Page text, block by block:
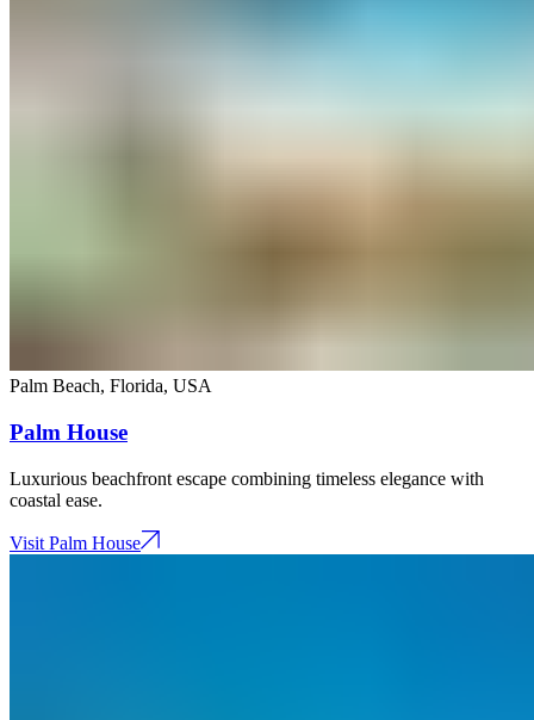
Palm Beach, Florida​​​​‌ ‍ ​‍​‍‌‍ ‌ ​‍‌‍‍‌‌‍‌ ‌‍‍‌‌‍ ‍​‍​‍​ ‍‍​‍​‍‌ ​ ‌‍​‌‌‍ ‍‌‍‍‌‌ ‌​‌ ‍‌​‍ ‍‌‍‍‌‌‍ ​‍​‍​‍ ​​‍​‍‌‍‍​‌ ​‍‌‍‌‌‌‍‌‍​‍​‍​ ‍‍​‍​‍‌‍‍​‌ ‌​‌ ‌​‌ ​​‌ ​ ​ ‍‍​‍ ​‍ ‌‍ ​​‍ ‌‌‍​‌‌‍ ‍‌‍‌​​‍ ‌‌ ​‍​‍ ‌‌‍‍​‌‍ ‌ ‌​‌‍‌‌‌‍ ​‌ ​ ​‍ ‌‌ ​ ‌ ‌​‌ ‌‌‌‍‌​‌‍‍‌‌‍ ​‍ ‍‌ ‌‍‌‍‌‌‌ ​‍‌‍​ ‌‍‌‌‌‍ ​​‍ ‍‌‍​‌‌ ​​‌ ​​​‍ ‌‍‍‌‌‍ ‍‌ ‌​‌‍‌‌‌‍ ‍‌ ‌​​‍ ‌‍‌‌‌‍‌​‌‍‍‌‌ ‌​​‍ ‌‍ ‌‌‍ ‌‍‌​‌‍‌‌​ ‌‌ ​​‌ ​‍‌‍‌‌‌ ​ ‌‍‌‌‌‍ ‍‌ ‌​‌‍​‌‌ ‌​‌‍‍‌‌‍ ‌‍ ‍​ ‍ ‌‍‍‌‌‍‌​​ ‌​ ‍​​ ​‌‌‍‌‍​ ‌ ​ ‍​​ ​ ​ ‍‌‌‍‌‍​‍ ‌​ ‌‍​ ‌​​ ‍‌‌‍‌‌​‍ ‌​ ‌​​ ​​​ ​​‌‍​ ​‍ ‌​ ‍​‌‍‌‍‌‍‌‌​ ‍‌​‍ ‌‌‍​‌‌‍​ ​ ‌‍​ ‌‌​ ​‍​ ‌‍​ ‌ ​ ‌​​ ‍‌‌‍‌‍​ ​‍‌‍‌‌​ ‍ ‌ ‌​‌ ‍‌‌ ​​‌‍‌‌​ ‌‌‍‍​‌‍ ‌ ‌​‌‍‌‌‌‍ ​​ ‍ ‌ ​​‌‍​‌‌ ‌​‌‍‍​​ ‌‌‍ ​‌‍ ‌‍​ ‌‍​‌‌ ‌​‌‍‍‌‌‍ ‌‍ ‍​ ‌‍​‍‌‍​‌‌ ​ ‌‍‌‌‌‌‌‌‌ ​‍‌‍ ​​ ‌‌‍‍​‌ ‌​‌ ‌​‌ ​​‌ ​ ​‍‌‌​ ​ ‌​​‌​‍‌‌​ ​‍‌​‌‍​‍‌‌​ ​‍‌​‌‍‌‍ ​​‍ ‌‌‍​‌‌‍ ‍‌‍‌​​‍ ‌‌ ​‍​‍ ‌‌‍‍​‌‍ ‌ ‌​‌‍‌‌‌‍ ​‌ ​ ​‍ ‌‌ ​ ‌ ‌​‌ ‌‌‌‍‌​‌‍‍‌‌‍ ​‍ ‍‌ ‌‍‌‍‌‌‌ ​‍‌‍​ ‌‍‌‌‌‍ ​​‍ ‍‌‍​‌‌ ​​‌ ​​​‍‌‍‌‍‍‌‌‍‌​​ ‌​ ‍​​ ​‌‌‍‌‍​ ‌ ​ ‍​​ ​ ​ ‍‌‌‍‌‍​‍ ‌​ ‌‍​ ‌​​ ‍‌‌‍‌‌​‍ ‌​ ‌​​ ​​​ ​​‌‍​ ​‍ ‌​ ‍​‌‍‌‍‌‍‌‌​ ‍‌​‍ ‌‌‍​‌‌‍​ ​ ‌‍​ ‌‌​ ​‍​ ‌‍​ ‌ ​ ‌​​ ‍‌‌‍‌‍​ ​‍‌‍‌‌​‍‌‍‌ ‌​‌ ‍‌‌ ​​‌‍‌‌​ ‌‌‍‍​‌‍ ‌ ‌​‌‍‌‌‌‍ ​​‍‌‍‌ ​​‌‍​‌‌ ‌​‌‍‍​​ ‌‌‍ ​‌‍ ‌‍​ ‌‍​‌‌ ‌​‌‍‍‌‌‍ ‌‍ ‍​‍‌‍‌ ​​‌‍‌‌‌ ​‍‌ ​ ‌ ​​‌‍‌‌‌‍​ ‌ ‌​‌‍‍‌‌ ‌‍‌‍‌‌​ ‌‌ ​​‌ ‌‌‌‍​‍‌‍ ​‌‍‍‌‌ ​ ‌‍‍​‌‍‌‌‌‍‌​​‍​‍‌ ‌, USA​​​​‌ ‍ ​‍​‍‌‍ ‌ ​‍‌‍‍‌‌‍‌ ‌‍‍‌‌‍ ‍​‍​‍​ ‍‍​‍​‍‌ ​ ‌‍​‌‌‍ ‍‌‍‍‌‌ ‌​‌ ‍‌​‍ ‍‌‍‍‌‌‍ ​‍​‍​‍ ​​‍​‍‌‍‍​‌ ​‍‌‍‌‌‌‍‌‍​‍​‍​ ‍‍​‍​‍‌‍‍​‌ ‌​‌ ‌​‌ ​​‌ ​ ​ ‍‍​‍ ​‍ ‌‍ ​​‍ ‌‌‍​‌‌‍ ‍‌‍‌​​‍ ‌‌ ​‍​‍ ‌‌‍‍​‌‍ ‌ ‌​‌‍‌‌‌‍ ​‌ ​ ​‍ ‌‌ ​ ‌ ‌​‌ ‌‌‌‍‌​‌‍‍‌‌‍ ​‍ ‍‌ ‌‍‌‍‌‌‌ ​‍‌‍​ ‌‍‌‌‌‍ ​​‍ ‍‌‍​‌‌ ​​‌ ​​​‍ ‌‍‍‌‌‍ ‍‌ ‌​‌‍‌‌‌‍ ‍‌ ‌​​‍ ‌‍‌‌‌‍‌​‌‍‍‌‌ ‌​​‍ ‌‍ ‌‌‍ ‌‍‌​‌‍‌‌​ ‌‌ ​​‌ ​‍‌‍‌‌‌ ​ ‌‍‌‌‌‍ ‍‌ ‌​‌‍​‌‌ ‌​‌‍‍‌‌‍ ‌‍ ‍​ ‍ ‌‍‍‌‌‍‌​​ ‌​ ‍‌​ ​‍​ ‍​‌‍‌​​ ‍‌‌‍‌‌​ ‌​​ ‍​​‍ ‌‌‍​‌​ ​​‌‍​‍​ ‌ ​‍ ‌​ ‌​​ ​ ​ ‍​‌‍​ ​‍ ‌‌‍​‍​ ​‌‌‍​‌​ ​ ​‍ ‌​ ​‍​ ‌​​ ‌‍‌‍​‌​ ​ ​ ‌‌​ ‌‌​ ‌‌‌‍​ ​ ‌‍​ ​ ‌‍‌‍​ ‍ ‌ ‌​‌ ‍‌‌ ​​‌‍‌‌​ ‌‌‍​ ‌‍ ‌ ‌‌‌‍ ‍‌ ‌​‌ ​‍‌ ‍‌​ ‍ ‌ ​​‌‍​‌‌ ‌​‌‍‍​​ ‌‌ ‌​‌‍‍‌‌ ‌​‌‍ ​‌‍‌‌​ ‌‍​‍‌‍​‌‌ ​ ‌‍‌‌‌‌‌‌‌ ​‍‌‍ ​​ ‌‌‍‍​‌ ‌​‌ ‌​‌ ​​‌ ​ ​‍‌‌​ ​ ‌​​‌​‍‌‌​ ​‍‌​‌‍​‍‌‌​ ​‍‌​‌‍‌‍ ​​‍ ‌‌‍​‌‌‍ ‍‌‍‌​​‍ ‌‌ ​‍​‍ ‌‌‍‍​‌‍ ‌ ‌​‌‍‌‌‌‍ ​‌ ​ ​‍ ‌‌ ​ ‌ ‌​‌ ‌‌‌‍‌​‌‍‍‌‌‍ ​‍ ‍‌ ‌‍‌‍‌‌‌ ​‍‌‍​ ‌‍‌‌‌‍ ​​‍ ‍‌‍​‌‌ ​​‌ ​​​‍‌‍‌‍‍‌‌‍‌​​ ‌​ ‍‌​ ​‍​ ‍​‌‍‌​​ ‍‌‌‍‌‌​ ‌​​ ‍​​‍ ‌‌‍​‌​ ​​‌‍​‍​ ‌ ​‍ ‌​ ‌​​ ​ ​ ‍​‌‍​ ​‍ ‌‌‍​‍​ ​‌‌‍​‌​ ​ ​‍ ‌​ ​‍​ ‌​​ ‌‍‌‍​‌​ ​ ​ ‌‌​ ‌‌​ ‌‌‌‍​ ​ ‌‍​ ​ ‌‍‌‍​‍‌‍‌ ‌​‌ ‍‌‌ ​​‌‍‌‌​ ‌‌‍​ ‌‍ ‌ ‌‌‌‍ ‍‌ ‌​‌ ​‍‌ ‍‌​‍‌‍‌ ​​‌‍​‌‌ ‌​‌‍‍​​ ‌‌ ‌​‌‍‍‌‌ ‌​‌‍ ​‌‍‌‌​‍‌‍‌ ​​‌‍‌‌‌ ​‍‌ ​ ‌ ​​‌‍‌‌‌‍​ ‌ ‌​‌‍‍‌‌ ‌‍‌‍‌‌​ ‌‌ ​​‌ ‌‌‌‍​‍‌‍ ​‌‍‍‌‌ ​ ‌‍‍​‌‍‌‌‌‍‌​​‍​‍‌ ‌
Palm House​​​​‌ ‍ ​‍​‍‌‍ ‌ ​‍‌‍‍‌‌‍‌ ‌‍‍‌‌‍ ‍​‍​‍​ ‍‍​‍​‍‌ ​ ‌‍​‌‌‍ ‍‌‍‍‌‌ ‌​‌ ‍‌​‍ ‍‌‍‍‌‌‍ ​‍​‍​‍ ​​‍​‍‌‍‍​‌ ​‍‌‍‌‌‌‍‌‍​‍​‍​ ‍‍​‍​‍‌‍‍​‌ ‌​‌ ‌​‌ ​​‌ ​ ​ ‍‍​‍ ​‍ ‌‍ ​​‍ ‌‌‍​‌‌‍ ‍‌‍‌​​‍ ‌‌ ​‍​‍ ‌‌‍‍​‌‍ ‌ ‌​‌‍‌‌‌‍ ​‌ ​ ​‍ ‌‌ ​ ‌ ‌​‌ ‌‌‌‍‌​‌‍‍‌‌‍ ​‍ ‍‌ ‌‍‌‍‌‌‌ ​‍‌‍​ ‌‍‌‌‌‍ ​​‍ ‍‌‍​‌‌ ​​‌ ​​​‍ ‌‍‍‌‌‍ ‍‌ ‌​‌‍‌‌‌‍ ‍‌ ‌​​‍ ‌‍‌‌‌‍‌​‌‍‍‌‌ ‌​​‍ ‌‍ ‌‌‍ ‌‍‌​‌‍‌‌​ ‌‌ ​​‌ ​‍‌‍‌‌‌ ​ ‌‍‌‌‌‍ ‍‌ ‌​‌‍​‌‌ ‌​‌‍‍‌‌‍ ‌‍ ‍​ ‍ ‌‍‍‌‌‍‌​​ ‌​ ‍​​ ​‌‌‍‌‍​ ‌ ​ ‍​​ ​ ​ ‍‌‌‍‌‍​‍ ‌​ ‌‍​ ‌​​ ‍‌‌‍‌‌​‍ ‌​ ‌​​ ​​​ ​​‌‍​ ​‍ ‌​ ‍​‌‍‌‍‌‍‌‌​ ‍‌​‍ ‌‌‍​‌‌‍​ ​ ‌‍​ ‌‌​ ​‍​ ‌‍​ ‌ ​ ‌​​ ‍‌‌‍‌‍​ ​‍‌‍‌‌​ ‍ ‌ ‌​‌ ‍‌‌ ​​‌‍‌‌​ ‌‌‍‍​‌‍ ‌ ‌​‌‍‌‌‌‍ ​​ ‍ ‌ ​​‌‍​‌‌ ‌​‌‍‍​​ ‌‌ ‌​‌‍‍‌‌ ‌​‌‍ ​‌‍‌‌​ ‌‍​‍‌‍​‌‌ ​ ‌‍‌‌‌‌‌‌‌ ​‍‌‍ ​​ ‌‌‍‍​‌ ‌​‌ ‌​‌ ​​‌ ​ ​‍‌‌​ ​ ‌​​‌​‍‌‌​ ​‍‌​‌‍​‍‌‌​ ​‍‌​‌‍‌‍ ​​‍ ‌‌‍​‌‌‍ ‍‌‍‌​​‍ ‌‌ ​‍​‍ ‌‌‍‍​‌‍ ‌ ‌​‌‍‌‌‌‍ ​‌ ​ ​‍ ‌‌ ​ ‌ ‌​‌ ‌‌‌‍‌​‌‍‍‌‌‍ ​‍ ‍‌ ‌‍‌‍‌‌‌ ​‍‌‍​ ‌‍‌‌‌‍ ​​‍ ‍‌‍​‌‌ ​​‌ ​​​‍‌‍‌‍‍‌‌‍‌​​ ‌​ ‍​​ ​‌‌‍‌‍​ ‌ ​ ‍​​ ​ ​ ‍‌‌‍‌‍​‍ ‌​ ‌‍​ ‌​​ ‍‌‌‍‌‌​‍ ‌​ ‌​​ ​​​ ​​‌‍​ ​‍ ‌​ ‍​‌‍‌‍‌‍‌‌​ ‍‌​‍ ‌‌‍​‌‌‍​ ​ ‌‍​ ‌‌​ ​‍​ ‌‍​ ‌ ​ ‌​​ ‍‌‌‍‌‍​ ​‍‌‍‌‌​‍‌‍‌ ‌​‌ ‍‌‌ ​​‌‍‌‌​ ‌‌‍‍​‌‍ ‌ ‌​‌‍‌‌‌‍ ​​‍‌‍‌ ​​‌‍​‌‌ ‌​‌‍‍​​ ‌‌ ‌​‌‍‍‌‌ ‌​‌‍ ​‌‍‌‌​‍‌‍‌ ​​‌‍‌‌‌ ​‍‌ ​ ‌ ​​‌‍‌‌‌‍​ ‌ ‌​‌‍‍‌‌ ‌‍‌‍‌‌​ ‌‌ ​​‌ ‌‌‌‍​‍‌‍ ​‌‍‍‌‌ ​ ‌‍‍​‌‍‌‌‌‍‌​​‍​‍‌ ‌
Luxurious beachfront escape combining timeless elegance with
coastal ease.​​​​‌ ‍ ​‍​‍‌‍ ‌ ​‍‌‍‍‌‌‍‌ ‌‍‍‌‌‍ ‍​‍​‍​ ‍‍​‍​‍‌ ​ ‌‍​‌‌‍ ‍‌‍‍‌‌ ‌​‌ ‍‌​‍ ‍‌‍‍‌‌‍ ​‍​‍​‍ ​​‍​‍‌‍‍​‌ ​‍‌‍‌‌‌‍‌‍​‍​‍​ ‍‍​‍​‍‌‍‍​‌ ‌​‌ ‌​‌ ​​‌ ​ ​ ‍‍​‍ ​‍ ‌‍ ​​‍ ‌‌‍​‌‌‍ ‍‌‍‌​​‍ ‌‌ ​‍​‍ ‌‌‍‍​‌‍ ‌ ‌​‌‍‌‌‌‍ ​‌ ​ ​‍ ‌‌ ​ ‌ ‌​‌ ‌‌‌‍‌​‌‍‍‌‌‍ ​‍ ‍‌ ‌‍‌‍‌‌‌ ​‍‌‍​ ‌‍‌‌‌‍ ​​‍ ‍‌‍​‌‌ ​​‌ ​​​‍ ‌‍‍‌‌‍ ‍‌ ‌​‌‍‌‌‌‍ ‍‌ ‌​​‍ ‌‍‌‌‌‍‌​‌‍‍‌‌ ‌​​‍ ‌‍ ‌‌‍ ‌‍‌​‌‍‌‌​ ‌‌ ​​‌ ​‍‌‍‌‌‌ ​ ‌‍‌‌‌‍ ‍‌ ‌​‌‍​‌‌ ‌​‌‍‍‌‌‍ ‌‍ ‍​ ‍ ‌‍‍‌‌‍‌​​ ‌​ ‍​​ ​‌‌‍‌‍​ ‌ ​ ‍​​ ​ ​ ‍‌‌‍‌‍​‍ ‌​ ‌‍​ ‌​​ ‍‌‌‍‌‌​‍ ‌​ ‌​​ ​​​ ​​‌‍​ ​‍ ‌​ ‍​‌‍‌‍‌‍‌‌​ ‍‌​‍ ‌‌‍​‌‌‍​ ​ ‌‍​ ‌‌​ ​‍​ ‌‍​ ‌ ​ ‌​​ ‍‌‌‍‌‍​ ​‍‌‍‌‌​ ‍ ‌ ‌​‌ ‍‌‌ ​​‌‍‌‌​ ‌‌‍‍​‌‍ ‌ ‌​‌‍‌‌‌‍ ​​ ‍ ‌ ​​‌‍​‌‌ ‌​‌‍‍​​ ‌‌‍‌‌‌ ‍​‌‍​ ‌‍‌‌‌ ​‍‌ ​​‌ ‌​​ ‌‍​‍‌‍​‌‌ ​ ‌‍‌‌‌‌‌‌‌ ​‍‌‍ ​​ ‌‌‍‍​‌ ‌​‌ ‌​‌ ​​‌ ​ ​‍‌‌​ ​ ‌​​‌​‍‌‌​ ​‍‌​‌‍​‍‌‌​ ​‍‌​‌‍‌‍ ​​‍ ‌‌‍​‌‌‍ ‍‌‍‌​​‍ ‌‌ ​‍​‍ ‌‌‍‍​‌‍ ‌ ‌​‌‍‌‌‌‍ ​‌ ​ ​‍ ‌‌ ​ ‌ ‌​‌ ‌‌‌‍‌​‌‍‍‌‌‍ ​‍ ‍‌ ‌‍‌‍‌‌‌ ​‍‌‍​ ‌‍‌‌‌‍ ​​‍ ‍‌‍​‌‌ ​​‌ ​​​‍‌‍‌‍‍‌‌‍‌​​ ‌​ ‍​​ ​‌‌‍‌‍​ ‌ ​ ‍​​ ​ ​ ‍‌‌‍‌‍​‍ ‌​ ‌‍​ ‌​​ ‍‌‌‍‌‌​‍ ‌​ ‌​​ ​​​ ​​‌‍​ ​‍ ‌​ ‍​‌‍‌‍‌‍‌‌​ ‍‌​‍ ‌‌‍​‌‌‍​ ​ ‌‍​ ‌‌​ ​‍​ ‌‍​ ‌ ​ ‌​​ ‍‌‌‍‌‍​ ​‍‌‍‌‌​‍‌‍‌ ‌​‌ ‍‌‌ ​​‌‍‌‌​ ‌‌‍‍​‌‍ ‌ ‌​‌‍‌‌‌‍ ​​‍‌‍‌ ​​‌‍​‌‌ ‌​‌‍‍​​ ‌‌‍‌‌‌ ‍​‌‍​ ‌‍‌‌‌ ​‍‌ ​​‌ ‌​​‍‌‍‌ ​​‌‍‌‌‌ ​‍‌ ​ ‌ ​​‌‍‌‌‌‍​ ‌ ‌​‌‍‍‌‌ ‌‍‌‍‌‌​ ‌‌ ​​‌ ‌‌‌‍​‍‌‍ ​‌‍‍‌‌ ​ ‌‍‍​‌‍‌‌‌‍‌​​‍​‍‌ ‌
Visit Palm House​​​​‌ ‍ ​‍​‍‌‍ ‌ ​‍‌‍‍‌‌‍‌ ‌‍‍‌‌‍ ‍​‍​‍​ ‍‍​‍​‍‌ ​ ‌‍​‌‌‍ ‍‌‍‍‌‌ ‌​‌ ‍‌​‍ ‍‌‍‍‌‌‍ ​‍​‍​‍ ​​‍​‍‌‍‍​‌ ​‍‌‍‌‌‌‍‌‍​‍​‍​ ‍‍​‍​‍‌‍‍​‌ ‌​‌ ‌​‌ ​​‌ ​ ​ ‍‍​‍ ​‍ ‌‍ ​​‍ ‌‌‍​‌‌‍ ‍‌‍‌​​‍ ‌‌ ​‍​‍ ‌‌‍‍​‌‍ ‌ ‌​‌‍‌‌‌‍ ​‌ ​ ​‍ ‌‌ ​ ‌ ‌​‌ ‌‌‌‍‌​‌‍‍‌‌‍ ​‍ ‍‌ ‌‍‌‍‌‌‌ ​‍‌‍​ ‌‍‌‌‌‍ ​​‍ ‍‌‍​‌‌ ​​‌ ​​​‍ ‌‍‍‌‌‍ ‍‌ ‌​‌‍‌‌‌‍ ‍‌ ‌​​‍ ‌‍‌‌‌‍‌​‌‍‍‌‌ ‌​​‍ ‌‍ ‌‌‍ ‌‍‌​‌‍‌‌​ ‌‌ ​​‌ ​‍‌‍‌‌‌ ​ ‌‍‌‌‌‍ ‍‌ ‌​‌‍​‌‌ ‌​‌‍‍‌‌‍ ‌‍ ‍​ ‍ ‌‍‍‌‌‍‌​​ ‌​ ‍​​ ​‌‌‍‌‍​ ‌ ​ ‍​​ ​ ​ ‍‌‌‍‌‍​‍ ‌​ ‌‍​ ‌​​ ‍‌‌‍‌‌​‍ ‌​ ‌​​ ​​​ ​​‌‍​ ​‍ ‌​ ‍​‌‍‌‍‌‍‌‌​ ‍‌​‍ ‌‌‍​‌‌‍​ ​ ‌‍​ ‌‌​ ​‍​ ‌‍​ ‌ ​ ‌​​ ‍‌‌‍‌‍​ ​‍‌‍‌‌​ ‍ ‌ ‌​‌ ‍‌‌ ​​‌‍‌‌​ ‌‌‍‍​‌‍ ‌ ‌​‌‍‌‌‌‍ ​​ ‍ ‌ ​​‌‍​‌‌ ‌​‌‍‍​​ ‌‌ ‌ ‌‍‌‌‌‍​‍‌ ​ ‌‍‍‌‌ ‌​‌‍‌‌‌​​ ‌ ‌​‌‍​‌​‍ ‍‌‍ ​‌‍​‌‌‍​‍‌‍‌‌‌‍ ​​ ‌‍​‍‌‍​‌‌ ​ ‌‍‌‌‌‌‌‌‌ ​‍‌‍ ​​ ‌‌‍‍​‌ ‌​‌ ‌​‌ ​​‌ ​ ​‍‌‌​ ​ ‌​​‌​‍‌‌​ ​‍‌​‌‍​‍‌‌​ ​‍‌​‌‍‌‍ ​​‍ ‌‌‍​‌‌‍ ‍‌‍‌​​‍ ‌‌ ​‍​‍ ‌‌‍‍​‌‍ ‌ ‌​‌‍‌‌‌‍ ​‌ ​ ​‍ ‌‌ ​ ‌ ‌​‌ ‌‌‌‍‌​‌‍‍‌‌‍ ​‍ ‍‌ ‌‍‌‍‌‌‌ ​‍‌‍​ ‌‍‌‌‌‍ ​​‍ ‍‌‍​‌‌ ​​‌ ​​​‍‌‍‌‍‍‌‌‍‌​​ ‌​ ‍​​ ​‌‌‍‌‍​ ‌ ​ ‍​​ ​ ​ ‍‌‌‍‌‍​‍ ‌​ ‌‍​ ‌​​ ‍‌‌‍‌‌​‍ ‌​ ‌​​ ​​​ ​​‌‍​ ​‍ ‌​ ‍​‌‍‌‍‌‍‌‌​ ‍‌​‍ ‌‌‍​‌‌‍​ ​ ‌‍​ ‌‌​ ​‍​ ‌‍​ ‌ ​ ‌​​ ‍‌‌‍‌‍​ ​‍‌‍‌‌​‍‌‍‌ ‌​‌ ‍‌‌ ​​‌‍‌‌​ ‌‌‍‍​‌‍ ‌ ‌​‌‍‌‌‌‍ ​​‍‌‍‌ ​​‌‍​‌‌ ‌​‌‍‍​​ ‌‌ ‌ ‌‍‌‌‌‍​‍‌ ​ ‌‍‍‌‌ ‌​‌‍‌‌‌​​ ‌ ‌​‌‍​‌​‍ ‍‌‍ ​‌‍​‌‌‍​‍‌‍‌‌‌‍ ​​‍‌‍‌ ​​‌‍‌‌‌ ​‍‌ ​ ‌ ​​‌‍‌‌‌‍​ ‌ ‌​‌‍‍‌‌ ‌‍‌‍‌‌​ ‌‌ ​​‌ ‌‌‌‍​‍‌‍ ​‌‍‍‌‌ ​ ‌‍‍​‌‍‌‌‌‍‌​​‍​‍‌ ‌